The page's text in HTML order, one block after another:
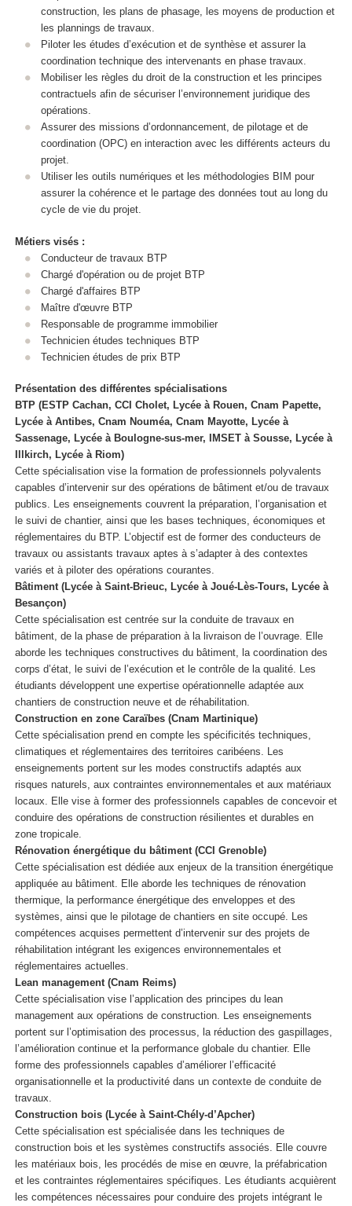
construction, les plans de phasage, les moyens de production et
les plannings de travaux.
Piloter les études d’exécution et de synthèse et assurer la
coordination technique des intervenants en phase travaux.
Mobiliser les règles du droit de la construction et les principes
contractuels afin de sécuriser l’environnement juridique des
opérations.
Assurer des missions d’ordonnancement, de pilotage et de
coordination (OPC) en interaction avec les différents acteurs du
projet.
Utiliser les outils numériques et les méthodologies BIM pour
assurer la cohérence et le partage des données tout au long du
cycle de vie du projet.
Métiers visés :
Conducteur de travaux BTP
Chargé d'opération ou de projet BTP
Chargé d'affaires BTP
Maître d'œuvre BTP
Responsable de programme immobilier
Technicien études techniques BTP
Technicien études de prix BTP
Présentation des différentes spécialisations
BTP (ESTP Cachan, CCI Cholet, Lycée à Rouen, Cnam Papette,
Lycée à Antibes, Cnam Nouméa, Cnam Mayotte, Lycée à
Sassenage, Lycée à Boulogne-sus-mer, IMSET à Sousse, Lycée à
Illkirch, Lycée à Riom)
Cette spécialisation vise la formation de professionnels polyvalents
capables d’intervenir sur des opérations de bâtiment et/ou de travaux
publics. Les enseignements couvrent la préparation, l’organisation et
le suivi de chantier, ainsi que les bases techniques, économiques et
réglementaires du BTP. L’objectif est de former des conducteurs de
travaux ou assistants travaux aptes à s’adapter à des contextes
variés et à piloter des opérations courantes.
Bâtiment (Lycée à Saint-Brieuc, Lycée à Joué-Lès-Tours, Lycée à
Besançon)
Cette spécialisation est centrée sur la conduite de travaux en
bâtiment, de la phase de préparation à la livraison de l’ouvrage. Elle
aborde les techniques constructives du bâtiment, la coordination des
corps d’état, le suivi de l’exécution et le contrôle de la qualité. Les
étudiants développent une expertise opérationnelle adaptée aux
chantiers de construction neuve et de réhabilitation.
Construction en zone Caraïbes (Cnam Martinique)
Cette spécialisation prend en compte les spécificités techniques,
climatiques et réglementaires des territoires caribéens. Les
enseignements portent sur les modes constructifs adaptés aux
risques naturels, aux contraintes environnementales et aux matériaux
locaux. Elle vise à former des professionnels capables de concevoir et
conduire des opérations de construction résilientes et durables en
zone tropicale.
Rénovation énergétique du bâtiment (CCI Grenoble)
Cette spécialisation est dédiée aux enjeux de la transition énergétique
appliquée au bâtiment. Elle aborde les techniques de rénovation
thermique, la performance énergétique des enveloppes et des
systèmes, ainsi que le pilotage de chantiers en site occupé. Les
compétences acquises permettent d’intervenir sur des projets de
réhabilitation intégrant les exigences environnementales et
réglementaires actuelles.
Lean management (Cnam Reims)
Cette spécialisation vise l’application des principes du lean
management aux opérations de construction. Les enseignements
portent sur l’optimisation des processus, la réduction des gaspillages,
l’amélioration continue et la performance globale du chantier. Elle
forme des professionnels capables d’améliorer l’efficacité
organisationnelle et la productivité dans un contexte de conduite de
travaux.
Construction bois (Lycée à Saint-Chély-d’Apcher)
Cette spécialisation est spécialisée dans les techniques de
construction bois et les systèmes constructifs associés. Elle couvre
les matériaux bois, les procédés de mise en œuvre, la préfabrication
et les contraintes réglementaires spécifiques. Les étudiants acquièrent
les compétences nécessaires pour conduire des projets intégrant le